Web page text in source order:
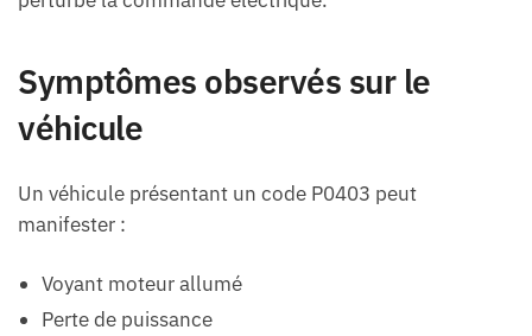
Symptômes observés sur le
véhicule
Un véhicule présentant un code P0403 peut
manifester :
Voyant moteur allumé
Perte de puissance